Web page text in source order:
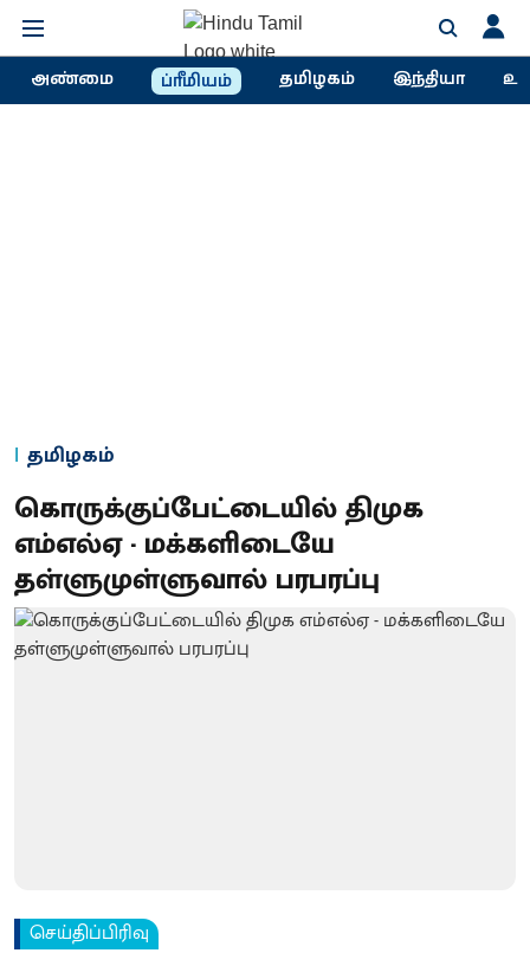
அண்மை ப்ரீமியம் தமிழகம் இந்தியா
தமிழகம்
கொருக்குப்பேட்டையில் திமுக
எம்எல்ஏ - மக்களிடையே
தள்ளுமுள்ளுவால் பரபரப்பு
செய்திப்பிரிவு